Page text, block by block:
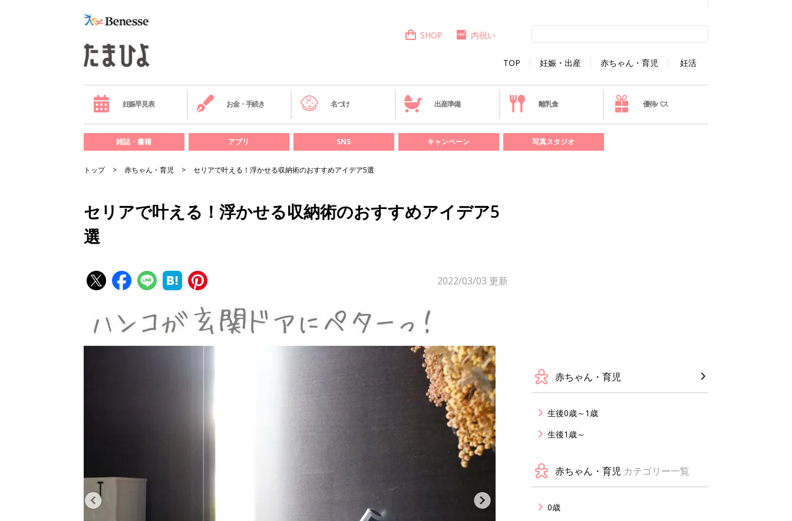
TOP 妊娠・出産 赤ちゃん・育児 妊活
SHOP 内祝い
妊娠早見表 お金・手続き 名づけ 出産準備 離乳食 優待パス
雑誌・書籍 アプリ SNS キャンペーン 写真スタジオ
トップ 赤ちゃん・育児 セリアで叶える！浮かせる収納術のおすすめアイデア5選
セリアで叶える！浮かせる収納術のおすすめアイデア5
選
2022/03/03 更新
赤ちゃん・育児
生後0歳～1歳
生後1歳～
赤ちゃん・育児 カテゴリー一覧
0歳